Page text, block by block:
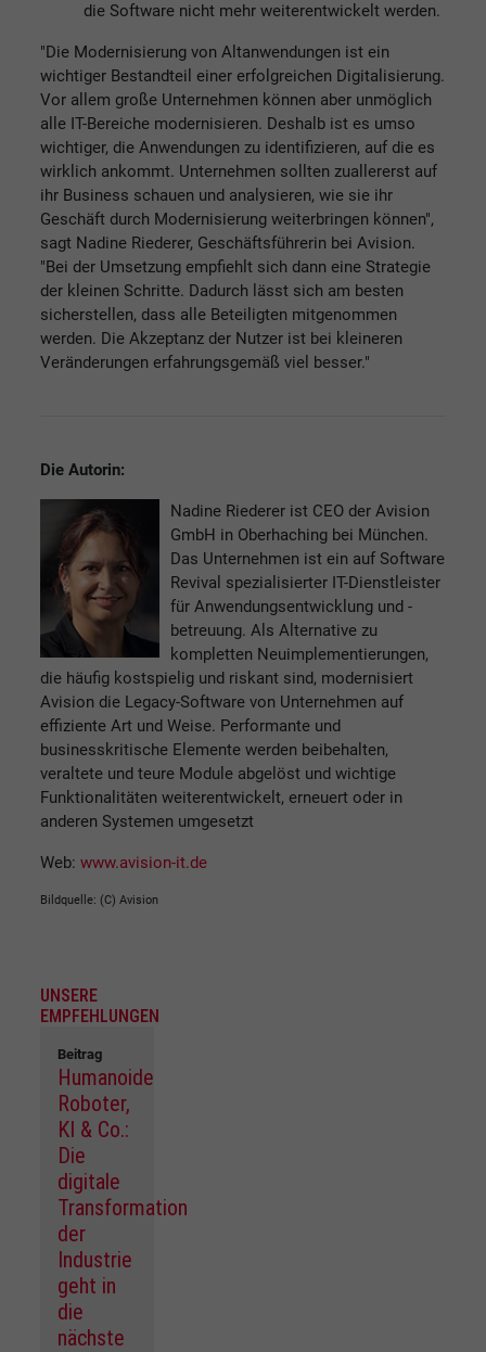
die Software nicht mehr weiterentwickelt werden.
"Die Modernisierung von Altanwendungen ist ein
wichtiger Bestandteil einer erfolgreichen Digitalisierung.
Vor allem große Unternehmen können aber unmöglich
alle IT-Bereiche modernisieren. Deshalb ist es umso
wichtiger, die Anwendungen zu identifizieren, auf die es
wirklich ankommt. Unternehmen sollten zuallererst auf
ihr Business schauen und analysieren, wie sie ihr
Geschäft durch Modernisierung weiterbringen können",
sagt Nadine Riederer, Geschäftsführerin bei Avision.
"Bei der Umsetzung empfiehlt sich dann eine Strategie
der kleinen Schritte. Dadurch lässt sich am besten
sicherstellen, dass alle Beteiligten mitgenommen
werden. Die Akzeptanz der Nutzer ist bei kleineren
Veränderungen erfahrungsgemäß viel besser."
Die Autorin:
Nadine Riederer ist CEO der Avision
GmbH in Oberhaching bei München.
Das Unternehmen ist ein auf Software
Revival spezialisierter IT-Dienstleister
für Anwendungsentwicklung und -
betreuung. Als Alternative zu
kompletten Neuimplementierungen,
die häufig kostspielig und riskant sind, modernisiert
Avision die Legacy-Software von Unternehmen auf
effiziente Art und Weise. Performante und
businesskritische Elemente werden beibehalten,
veraltete und teure Module abgelöst und wichtige
Funktionalitäten weiterentwickelt, erneuert oder in
anderen Systemen umgesetzt
Web: www.avision-it.de
Bildquelle: (C) Avision
UNSERE
EMPFEHLUNGEN
Beitrag
Humanoide
Roboter,
KI & Co.:
Die
digitale
Transformation
der
Industrie
geht in
die
nächste